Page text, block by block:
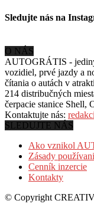
Sledujte nás na
O NÁS
AUTOGRÁTIS -
vozidiel, prvé jazdy a
čítania o autách v
214 distribučných
čerpacie stanice Shell,
Kontaktujte nás:
SLEDUJTE NÁS
Ako vznikol
Zásady
Cenník inzercie
Kontakty
© Copyright